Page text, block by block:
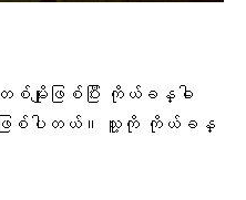
မျိုးဖြစ်ပြီး ကိုယ်ခန္ဓါ
ေ ဖြစ်ပါတယ်။ သူ့ကို ကိုယ်ခန္